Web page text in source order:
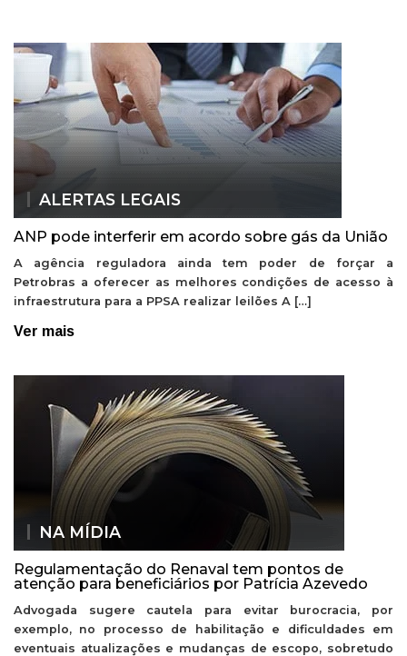
ALERTAS LEGAIS
ANP pode interferir em acordo sobre gás da União
A agência reguladora ainda tem poder de forçar a
Petrobras a oferecer as melhores condições de acesso à
infraestrutura para a PPSA realizar leilões A […]
Ver mais
NA MÍDIA
Regulamentação do Renaval tem pontos de
atenção para beneficiários por Patrícia Azevedo
Advogada sugere cautela para evitar burocracia, por
exemplo, no processo de habilitação e dificuldades em
eventuais atualizações e mudanças de escopo, sobretudo